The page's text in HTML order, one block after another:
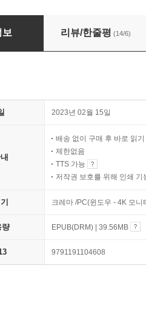
의 등을 보고 자란다
보 리뷰/한줄평 (14/6)
2023년 02월 15일
배송 없이 구매 후 바로 읽기
제한없음
TTS 가능
저작권 보호를 위해 인쇄 기
크레마 /PC(윈도우 - 4K 모
량 EPUB(DRM) | 39.56MB
9791191104608